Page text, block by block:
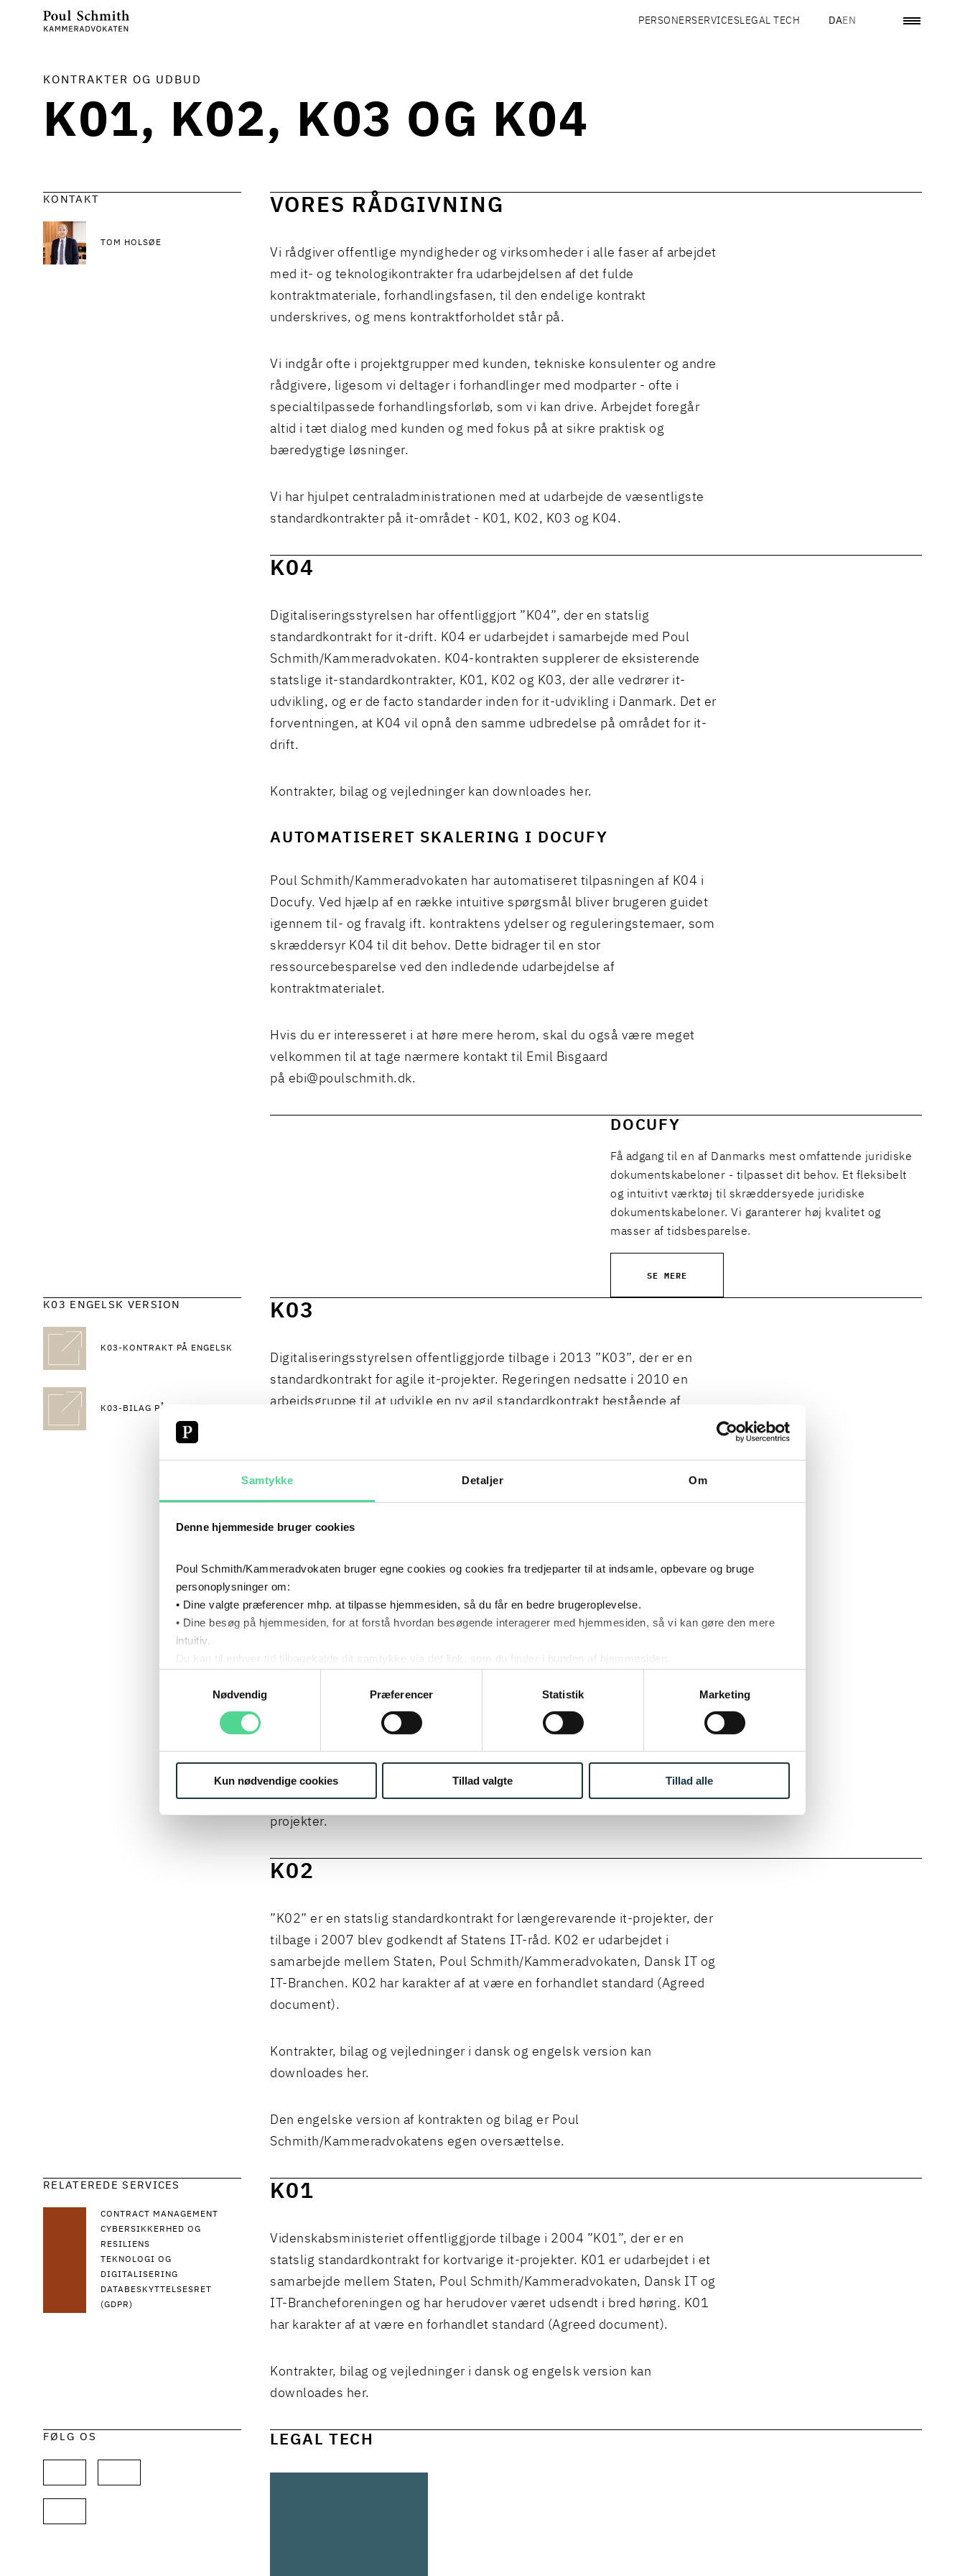
Samtykke Detaljer Om
Denne hjemmeside bruger cookies
Poul Schmith/Kammeradvokaten bruger egne cookies og cookies fra tredjeparter til at indsamle, opbevare og bruge
personoplysninger om:
• Dine valgte præferencer mhp. at tilpasse hjemmesiden, så du får en bedre brugeroplevelse.
• Dine besøg på hjemmesiden, for at forstå hvordan besøgende interagerer med hjemmesiden, så vi kan gøre den mere
intuitiv.
Du kan til enhver tid tilbagekalde dit samtykke via det link, som du finder i bunden af hjemmesiden.
Læs mere om vores behandling af personoplysninger her.
Nødvendig
Præferencer Statistik Marketing
Kun nødvendige cookies Tillad valgte Tillad alle
PERSONERSERVICESLEGAL TECH DAEN
K01, K02, K03 OG K04
KONTRAKTER OG UDBUD
KONTAKT
TOM HOLSØE
VORES RÅDGIVNING
Vi rådgiver offentlige myndigheder og virksomheder i alle faser af arbejdet
med it- og teknologikontrakter fra udarbejdelsen af det fulde
kontraktmateriale, forhandlingsfasen, til den endelige kontrakt
underskrives, og mens kontraktforholdet står på.
Vi indgår ofte i projektgrupper med kunden, tekniske konsulenter og andre
rådgivere, ligesom vi deltager i forhandlinger med modparter - ofte i
specialtilpassede forhandlingsforløb, som vi kan drive. Arbejdet foregår
altid i tæt dialog med kunden og med fokus på at sikre praktisk og
bæredygtige løsninger.
Vi har hjulpet centraladministrationen med at udarbejde de væsentligste
standardkontrakter på it-området - K01, K02, K03 og K04.
K04
Digitaliseringsstyrelsen har offentliggjort ”K04”, der en statslig
standardkontrakt for it-drift. K04 er udarbejdet i samarbejde med Poul
Schmith/Kammeradvokaten. K04-kontrakten supplerer de eksisterende
statslige it-standardkontrakter, K01, K02 og K03, der alle vedrører it-
udvikling, og er de facto standarder inden for it-udvikling i Danmark. Det er
forventningen, at K04 vil opnå den samme udbredelse på området for it-
drift.
Kontrakter, bilag og vejledninger kan downloades her.
AUTOMATISERET SKALERING I DOCUFY
Poul Schmith/Kammeradvokaten har automatiseret tilpasningen af K04 i
Docufy. Ved hjælp af en række intuitive spørgsmål bliver brugeren guidet
igennem til- og fravalg ift. kontraktens ydelser og reguleringstemaer, som
skræddersyr K04 til dit behov. Dette bidrager til en stor
ressourcebesparelse ved den indledende udarbejdelse af
kontraktmaterialet.
Hvis du er interesseret i at høre mere herom, skal du også være meget
velkommen til at tage nærmere kontakt til Emil Bisgaard
på ebi@poulschmith.dk.
DOCUFY
Få adgang til en af Danmarks mest omfattende juridiske
dokumentskabeloner - tilpasset dit behov. Et fleksibelt
og intuitivt værktøj til skræddersyede juridiske
dokumentskabeloner. Vi garanterer høj kvalitet og
masser af tidsbesparelse.
SE MERE
K03 ENGELSK VERSION
K03-KONTRAKT PÅ ENGELSK
K03-BILAG PÅ ENGELSK
K03
Digitaliseringsstyrelsen offentliggjorde tilbage i 2013 ”K03”, der er en
standardkontrakt for agile it-projekter. Regeringen nedsatte i 2010 en
arbejdsgruppe til at udvikle en ny agil standardkontrakt bestående af
bistand fra Poul Schmith/Kammeradvokaten.
Kontrakter, bilag og vejledninger kan downloades her.
kontrakten og bilag er foretaget mindre ændringer i forhold til de af
Digitaliseringsstyrelsen offentliggjorte versioner. Den engelske version af
oversættelse.
Vi har i forbindelse med vores arbejde med K03 blandt andet bistået
Nationalbanken, Styrelsen for Arbejdsmarked og Rekruttering (STAR),
Forenklingsstyrelsen, Rigspolitiet, Det Kongelige Bibliotek samt Forsvarets
Materiel- og Indkøbsstyrelse (FMI) med brug af kontrakten i store it-
projekter.
K02
”K02” er en statslig standardkontrakt for længerevarende it-projekter, der
tilbage i 2007 blev godkendt af Statens IT-råd. K02 er udarbejdet i
samarbejde mellem Staten, Poul Schmith/Kammeradvokaten, Dansk IT og
IT-Branchen. K02 har karakter af at være en forhandlet standard (Agreed
document).
Kontrakter, bilag og vejledninger i dansk og engelsk version kan
downloades her.
Den engelske version af kontrakten og bilag er Poul
Schmith/Kammeradvokatens egen oversættelse.
RELATEREDE SERVICES
CONTRACT MANAGEMENT
CYBERSIKKERHED OG
RESILIENS
TEKNOLOGI OG
DIGITALISERING
DATABESKYTTELSESRET
(GDPR)
K01
Videnskabsministeriet offentliggjorde tilbage i 2004 ”K01”, der er en
statslig standardkontrakt for kortvarige it-projekter. K01 er udarbejdet i et
samarbejde mellem Staten, Poul Schmith/Kammeradvokaten, Dansk IT og
IT-Brancheforeningen og har herudover været udsendt i bred høring. K01
har karakter af at være en forhandlet standard (Agreed document).
Kontrakter, bilag og vejledninger i dansk og engelsk version kan
downloades her.
FØLG OS LEGAL TECH